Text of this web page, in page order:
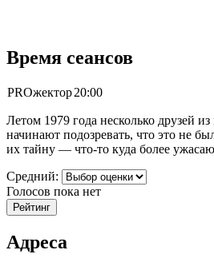
Время сеансов
PROжектор20:00
Летом 1979 года несколько друзей
начинают подозревать, что это не
их тайну — что-то куда более
Средний:
Голосов пока нет
Адреса